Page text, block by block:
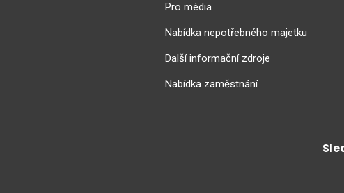
Pro média
Nabídka nepotřebného majetku
Další informační zdroje
Nabídka zaměstnání